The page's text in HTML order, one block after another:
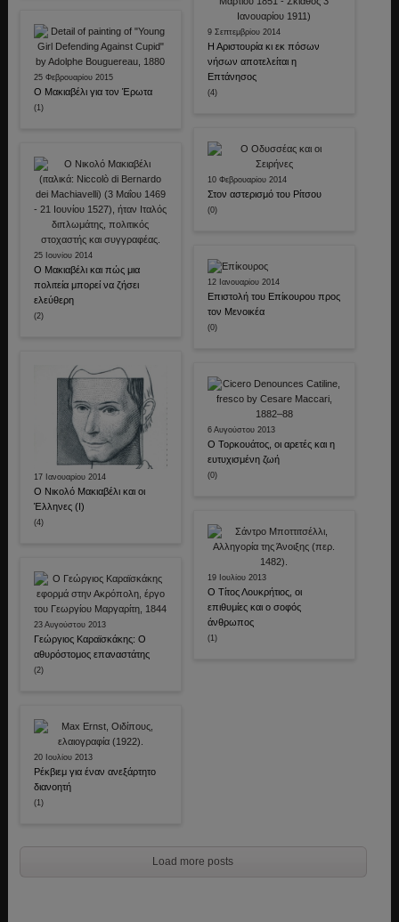
25 Φεβρουαρίου 2015
Ο Μακιαβέλι για τον Έρωτα
(1)
25 Ιουνίου 2014
Ο Μακιαβέλι και πώς μια
πολιτεία μπορεί να ζήσει
ελεύθερη
(2)
17 Ιανουαρίου 2014
Ο Νικολό Μακιαβέλι και οι
Έλληνες (Ι)
(4)
23 Αυγούστου 2013
Γεώργιος Καραϊσκάκης: Ο
αθυρόστομος επαναστάτης
(2)
20 Ιουλίου 2013
Ρέκβιεμ για έναν ανεξάρτητο
διανοητή
(1)
9 Σεπτεμβρίου 2014
Η Αριστουρία κι εκ πόσων
νήσων αποτελείται η
Επτάνησος
(4)
10 Φεβρουαρίου 2014
Στον αστερισμό του Ρίτσου
(0)
12 Ιανουαρίου 2014
Επιστολή του Επίκουρου προς
τον Μενοικέα
(0)
6 Αυγούστου 2013
Ο Τορκουάτος, οι αρετές και η
ευτυχισμένη ζωή
(0)
19 Ιουλίου 2013
Ο Τίτος Λουκρήτιος, οι
επιθυμίες και ο σοφός
άνθρωπος
(1)
Load more posts